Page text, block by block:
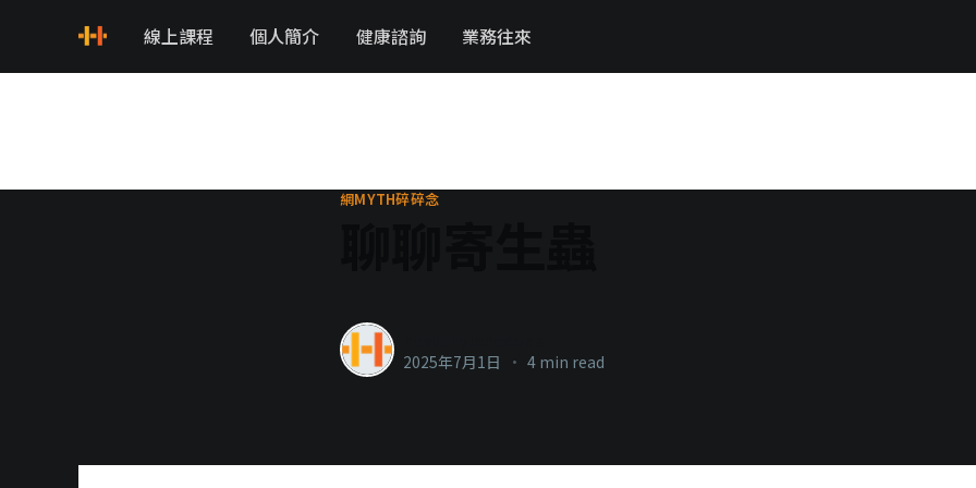
線上課程 個人簡介 健康諮詢 業務往來
網MYTH碎碎念
2025年7月1日 • 4 min read